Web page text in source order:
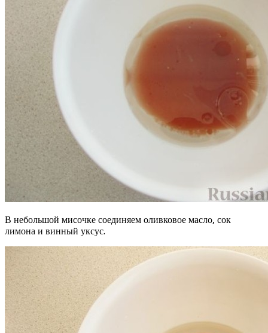
В небольшой мисочке соединяем оливковое масло, сок
лимона и винный уксус.